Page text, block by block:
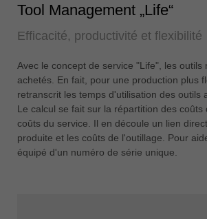
Tool Management „Life“
Efficacité, productivité et flexibilité
Avec le concept de service "Life", les outils
achetés. En fait, pour une production plus
retranscrit les temps d'utilisation des outils
Le calcul se fait sur la répartition des coûts
coûts du service. Il en découle un lien
produite et les coûts de l'outillage. Pour
équipé d'un numéro de série unique.